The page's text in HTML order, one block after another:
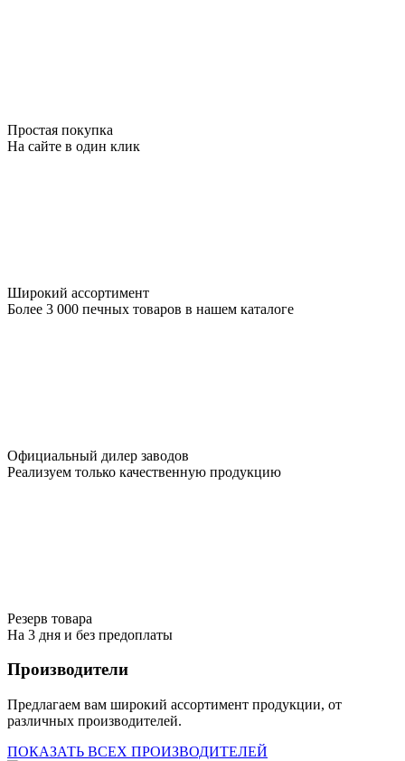
Простая покупка
На сайте в один клик
Широкий ассортимент
Более 3 000 печных товаров в нашем каталоге
Официальный дилер заводов
Реализуем только качественную продукцию
Резерв товара
На 3 дня и без предоплаты
Производители
Предлагаем вам широкий ассортимент продукции, от
различных производителей.
ПОКАЗАТЬ ВСЕХ ПРОИЗВОДИТЕЛЕЙ